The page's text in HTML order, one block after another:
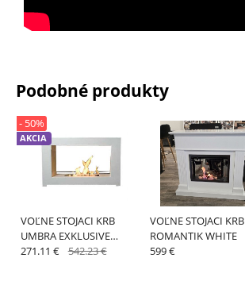
Podobné produkty
VOĽNE STOJACI KRB
UMBRA EXKLUSIVE
WHITE
AKCIA
- 50%
271.11 € 542.23 €
VOĽNE STOJACI KRB
ROMANTIK WHITE
599 €